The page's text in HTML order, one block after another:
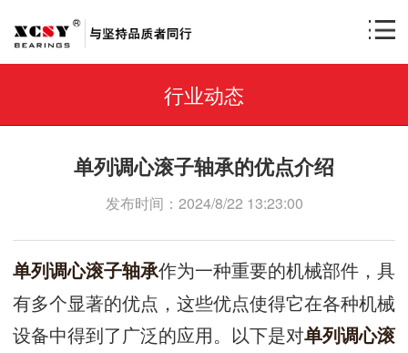
行业动态
单列调心滚子轴承的优点介绍
发布时间：2024/8/22 13:23:00
单列调心滚子轴承作为一种重要的机械部件，具
有多个显著的优点，这些优点使得它在各种机械
设备中得到了广泛的应用。以下是对单列调心滚